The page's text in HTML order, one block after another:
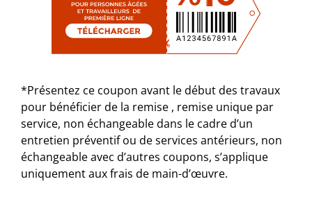
*Présentez ce coupon avant le début des travaux
pour bénéficier de la remise , remise unique par
service, non échangeable dans le cadre d’un
entretien préventif ou de services antérieurs, non
échangeable avec d’autres coupons, s’applique
uniquement aux frais de main-d’œuvre.